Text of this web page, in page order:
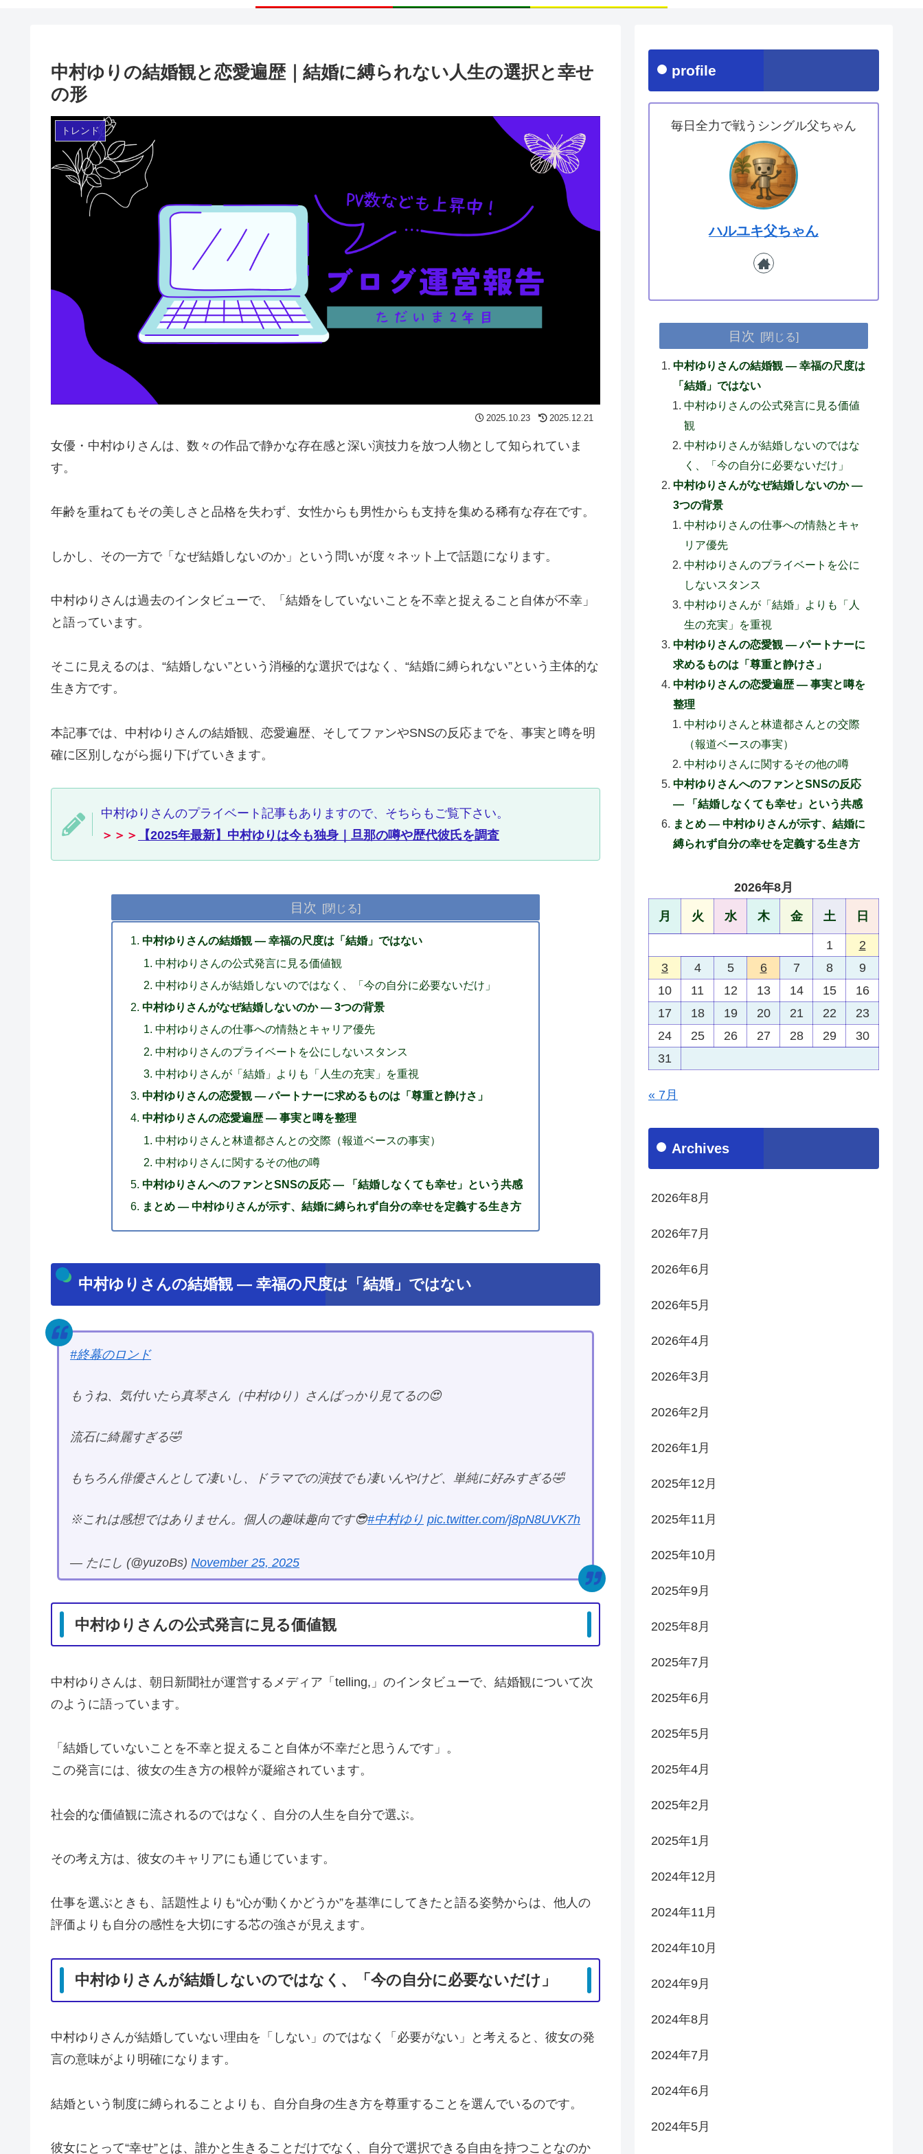
中村ゆりの結婚観と恋愛遍歴｜結婚に縛られない人生の選択と幸せ
の形
トレンド
2025.10.23 2025.12.21
女優・中村ゆりさんは、数々の作品で静かな存在感と深い演技力を放つ人物として知られていま
す。
年齢を重ねてもその美しさと品格を失わず、女性からも男性からも支持を集める稀有な存在です。
しかし、その一方で「なぜ結婚しないのか」という問いが度々ネット上で話題になります。
中村ゆりさんは過去のインタビューで、「結婚をしていないことを不幸と捉えること自体が不幸」
と語っています。
そこに見えるのは、“結婚しない”という消極的な選択ではなく、“結婚に縛られない”という主体的な
生き方です。
本記事では、中村ゆりさんの結婚観、恋愛遍歴、そしてファンやSNSの反応までを、事実と噂を明
確に区別しながら掘り下げていきます。
中村ゆりさんのプライベート記事もありますので、そちらもご覧下さい。
＞＞＞
【2025年最新】中村ゆりは今も独身｜旦那の噂や歴代彼氏を調査
目次
中村ゆりさんの結婚観 — 幸福の尺度は「結婚」ではない
中村ゆりさんの公式発言に見る価値観
中村ゆりさんが結婚しないのではなく、「今の自分に必要ないだけ」
中村ゆりさんがなぜ結婚しないのか — 3つの背景
中村ゆりさんの仕事への情熱とキャリア優先
中村ゆりさんのプライベートを公にしないスタンス
中村ゆりさんが「結婚」よりも「人生の充実」を重視
中村ゆりさんの恋愛観 — パートナーに求めるものは「尊重と静けさ」
中村ゆりさんの恋愛遍歴 — 事実と噂を整理
中村ゆりさんと林遣都さんとの交際（報道ベースの事実）
中村ゆりさんに関するその他の噂
中村ゆりさんへのファンとSNSの反応 — 「結婚しなくても幸せ」という共感
まとめ — 中村ゆりさんが示す、結婚に縛られず自分の幸せを定義する生き方
中村ゆりさんの結婚観 — 幸福の尺度は「結婚」ではない
#終幕のロンド
もうね、気付いたら真琴さん（中村ゆり）さんばっかり見てるの😍
流石に綺麗すぎる🤣
もちろん俳優さんとして凄いし、ドラマでの演技でも凄いんやけど、単純に好みすぎる🤣
※これは感想ではありません。個人の趣味趣向です😎#中村ゆり pic.twitter.com/j8pN8UVK7h
— たにし (@yuzoBs) November 25, 2025
中村ゆりさんの公式発言に見る価値観
中村ゆりさんは、朝日新聞社が運営するメディア「telling,」のインタビューで、結婚観について次
のように語っています。
「結婚していないことを不幸と捉えること自体が不幸だと思うんです」。
この発言には、彼女の生き方の根幹が凝縮されています。
社会的な価値観に流されるのではなく、自分の人生を自分で選ぶ。
その考え方は、彼女のキャリアにも通じています。
仕事を選ぶときも、話題性よりも“心が動くかどうか”を基準にしてきたと語る姿勢からは、他人の
評価よりも自分の感性を大切にする芯の強さが見えます。
中村ゆりさんが結婚しないのではなく、「今の自分に必要ないだけ」
中村ゆりさんが結婚していない理由を「しない」のではなく「必要がない」と考えると、彼女の発
言の意味がより明確になります。
結婚という制度に縛られることよりも、自分自身の生き方を尊重することを選んでいるのです。
彼女にとって“幸せ”とは、誰かと生きることだけでなく、自分で選択できる自由を持つことなのか
profile
毎日全力で戦うシングル父ちゃん
ハルユキ父ちゃん
目次
中村ゆりさんの結婚観 — 幸福の尺度は
「結婚」ではない
中村ゆりさんの公式発言に見る価値
観
中村ゆりさんが結婚しないのではな
く、「今の自分に必要ないだけ」
中村ゆりさんがなぜ結婚しないのか —
3つの背景
中村ゆりさんの仕事への情熱とキャ
リア優先
中村ゆりさんのプライベートを公に
しないスタンス
中村ゆりさんが「結婚」よりも「人
生の充実」を重視
中村ゆりさんの恋愛観 — パートナーに
求めるものは「尊重と静けさ」
中村ゆりさんの恋愛遍歴 — 事実と噂を
整理
中村ゆりさんと林遣都さんとの交際
（報道ベースの事実）
中村ゆりさんに関するその他の噂
中村ゆりさんへのファンとSNSの反応
— 「結婚しなくても幸せ」という共感
まとめ — 中村ゆりさんが示す、結婚に
縛られず自分の幸せを定義する生き方
2026年8月
月 火 水 木 金 土 日
1
2
3
4 5 6 7 8
9
10
11 12 13 14 15
16
17
18 19 20 21 22
23
24
25 26 27 28 29
30
31
« 7月
Archives
2026年8月
2026年7月
2026年6月
2026年5月
2026年4月
2026年3月
2026年2月
2026年1月
2025年12月
2025年11月
2025年10月
2025年9月
2025年8月
2025年7月
2025年6月
2025年5月
2025年4月
2025年2月
2025年1月
2024年12月
2024年11月
2024年10月
2024年9月
2024年8月
2024年7月
2024年6月
2024年5月